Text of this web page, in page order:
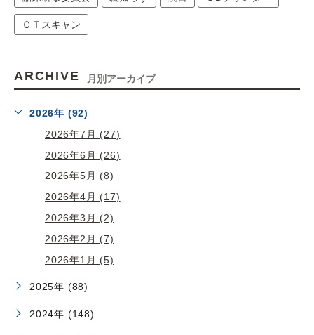
ＣＴスキャン
ARCHIVE 月別アーカイブ
2026年 (92)
2026年7月 (27)
2026年6月 (26)
2026年5月 (8)
2026年4月 (17)
2026年3月 (2)
2026年2月 (7)
2026年1月 (5)
2025年 (88)
2024年 (148)